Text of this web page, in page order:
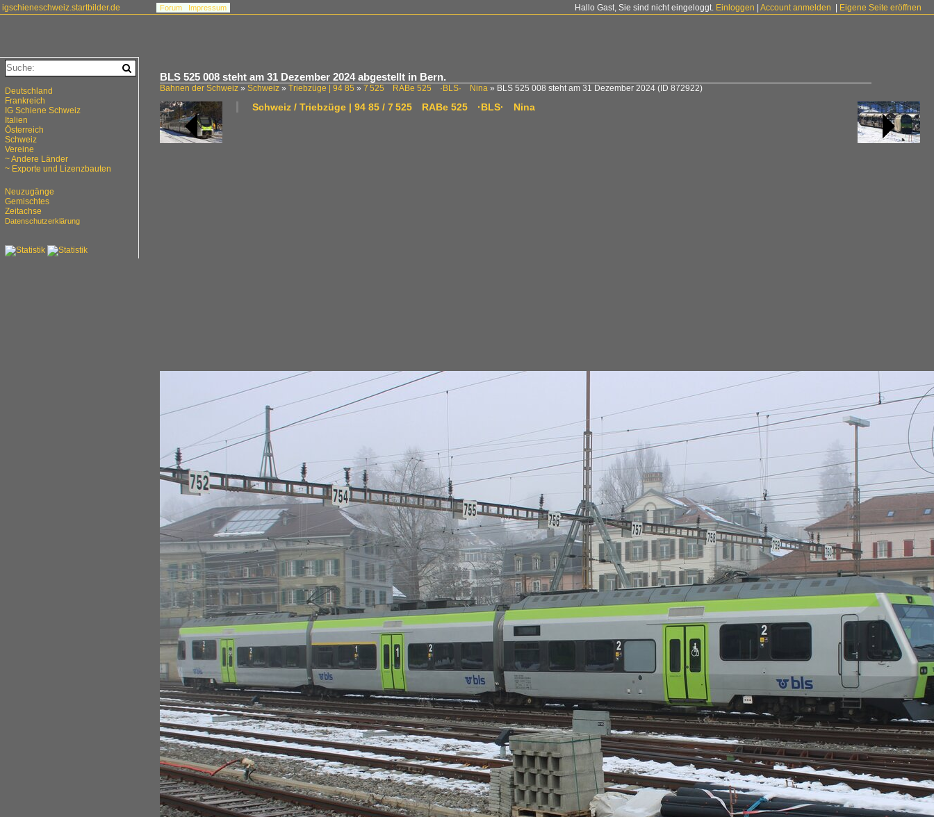
igschieneschweiz.startbilder.de Hallo Gast, Sie sind nicht eingeloggt. Einloggen Account anmelden Eigene Seite eröffnen
Forum Impressum
BLS 525 008 steht am 31 Dezember 2024 abgestellt in Bern.
Bahnen der Schweiz » Schweiz » Triebzüge | 94 85 » 7 525 RABe 525 ·BLS· Nina » BLS 525 008 steht am 31 Dezember 2024 (ID 872922)
Schweiz / Triebzüge | 94 85 / 7 525 RABe 525 ·BLS· Nina
Deutschland
Frankreich
IG Schiene Schweiz
Italien
Österreich
Schweiz
Vereine
~ Andere Länder
~ Exporte und Lizenzbauten
Neuzugänge
Gemischtes
Zeitachse
Datenschutzerklärung